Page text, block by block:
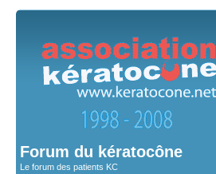
Forum du kératocône
Le forum des patients KC